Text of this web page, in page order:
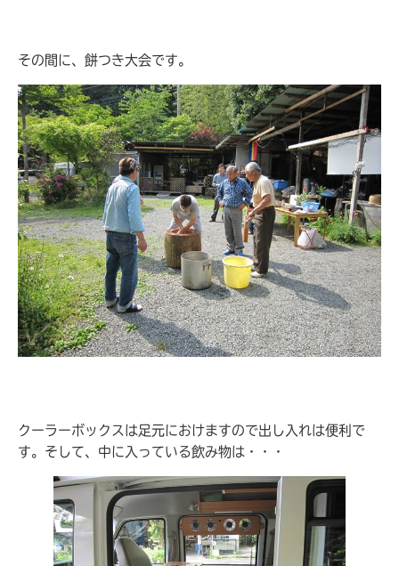
その間に、餅つき大会です。
クーラーボックスは足元におけますので出し入れは便利で
す。そして、中に入っている飲み物は・・・